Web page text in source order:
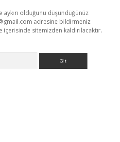
olduğunu düşündüğünüz
adresine bildirmeniz
sitemizden kaldırılacaktır.